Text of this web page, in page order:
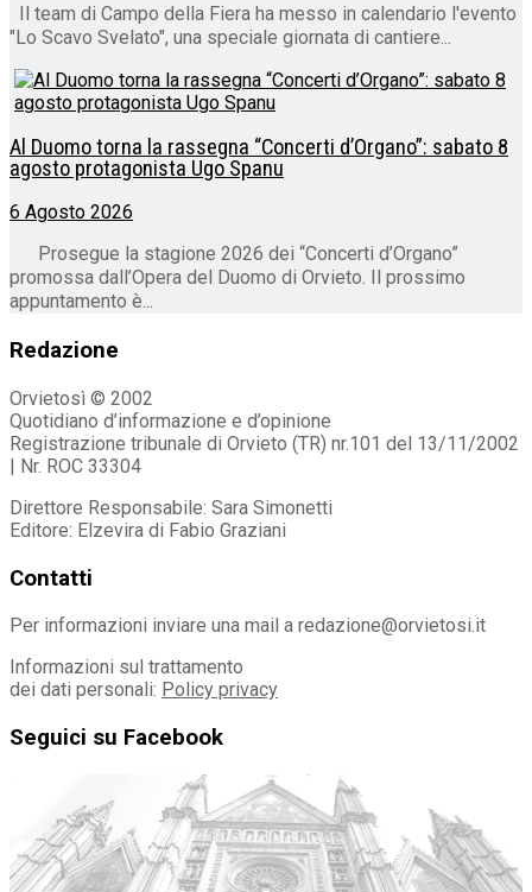
Il team di Campo della Fiera ha messo in calendario l'evento
"Lo Scavo Svelato", una speciale giornata di cantiere...
Al Duomo torna la rassegna “Concerti d’Organo”: sabato 8
agosto protagonista Ugo Spanu
6 Agosto 2026
Prosegue la stagione 2026 dei “Concerti d’Organo”
promossa dall’Opera del Duomo di Orvieto. Il prossimo
appuntamento è...
Redazione
Orvietosì © 2002
Quotidiano d’informazione e d’opinione
Registrazione tribunale di Orvieto (TR) nr.101 del 13/11/2002
| Nr. ROC 33304
Direttore Responsabile: Sara Simonetti
Editore: Elzevira di Fabio Graziani
Contatti
Per informazioni inviare una mail a redazione@orvietosi.it
Informazioni sul trattamento
dei dati personali: Policy privacy
Seguici su Facebook